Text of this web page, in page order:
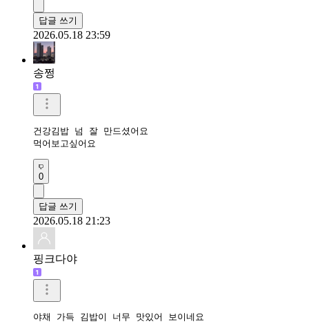
답글 쓰기
2026.05.18 23:59
송쩡
건강김밥 넘 잘 만드셨어요
먹어보고싶어요
0
답글 쓰기
2026.05.18 21:23
핑크다야
야채 가득 김밥이 너무 맛있어 보이네요